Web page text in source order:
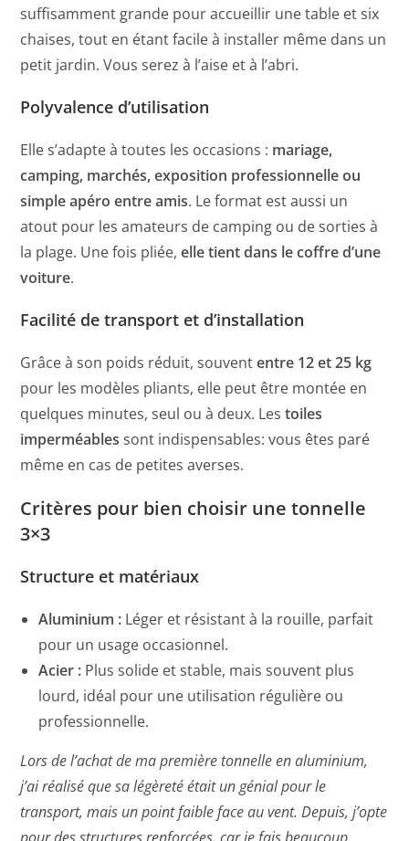
suffisamment grande pour accueillir une table et six
chaises, tout en étant facile à installer même dans un
petit jardin. Vous serez à l’aise et à l’abri.
Polyvalence d’utilisation
Elle s’adapte à toutes les occasions : mariage,
camping, marchés, exposition professionnelle ou
simple apéro entre amis. Le format est aussi un
atout pour les amateurs de camping ou de sorties à
la plage. Une fois pliée, elle tient dans le coffre d’une
voiture.
Facilité de transport et d’installation
Grâce à son poids réduit, souvententre 12 et 25 kg
pour les modèles pliants, elle peut être montée en
quelques minutes, seul ou à deux. Lestoiles
imperméables sont indispensables: vous êtes paré
même en cas de petites averses.
Critères pour bien choisir une tonnelle
3×3
Structure et matériaux
Aluminium : Léger et résistant à la rouille, parfait
pour un usage occasionnel.
Acier : Plus solide et stable, mais souvent plus
lourd, idéal pour une utilisation régulière ou
professionnelle.
Lors de l’achat de ma première tonnelle en aluminium,
j’ai réalisé que sa légèreté était un génial pour le
transport, mais un point faible face au vent. Depuis, j’opte